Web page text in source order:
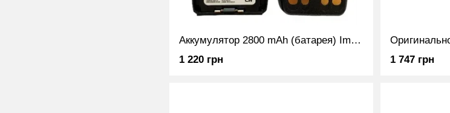
Аккумулятор 2800 mAh (батарея) Impress для радиостанции Motorola R7 PMNN4809А без type-C
1 220 грн
1 747 грн